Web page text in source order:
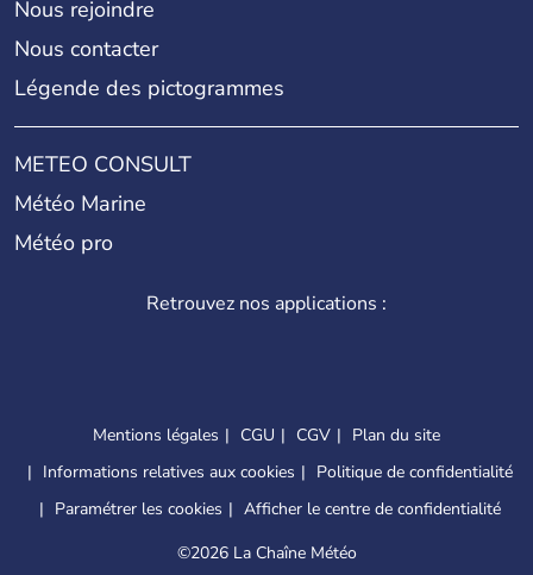
Nous rejoindre
Nous contacter
Légende des pictogrammes
METEO CONSULT
Météo Marine
Météo pro
Retrouvez nos applications :
Mentions légales CGU CGV
Plan du site
Informations relatives aux cookies
Politique de confidentialité
Paramétrer les cookies
Afficher le centre de confidentialité
©2026 La Chaîne Météo